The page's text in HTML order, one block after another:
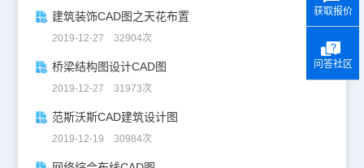
建筑装饰CAD图之天花布置
2019-12-27 32904次
桥梁结构图设计CAD图
2019-12-27 31973次
范斯沃斯CAD建筑设计图
2019-12-19 30984次
获取报价
问答社区